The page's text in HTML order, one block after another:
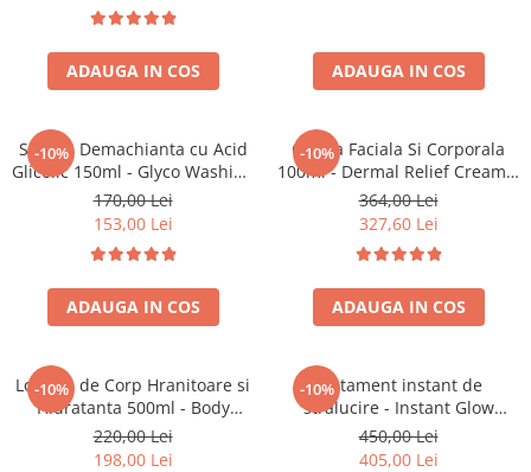
ADAUGA IN COS ADAUGA IN COS
-10%
Spuma Demachianta cu Acid
Glicolic 150ml - Glyco Washing
Foam – Bruno Vassari
170,00 Lei
153,00 Lei
ADAUGA IN COS
-10%
Crema Faciala Si Corporala
100ml - Dermal Relief Cream –
Bruno Vassari
364,00 Lei
327,60 Lei
ADAUGA IN COS
-10%
Lotiune de Corp Hranitoare si
Hidratanta 500ml - Body
Lotion Nourishing &
Moisturizing – Bruno Vassari
220,00 Lei
198,00 Lei
-10%
Tratament instant de
stralucire - Instant Glow
Beauty – Bruno Vassari
450,00 Lei
405,00 Lei